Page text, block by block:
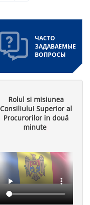
страница
ЧАСТО
ЗАДАВАЕМЫЕ
ВОПРОСЫ
Rolul si misiunea
Consiliului Superior al
Procurorilor in două
minute